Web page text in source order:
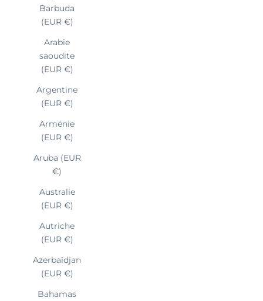
Barbuda
(EUR €)
Arabie
saoudite
(EUR €)
Argentine
(EUR €)
Arménie
(EUR €)
Aruba (EUR
€)
Australie
(EUR €)
Autriche
(EUR €)
Azerbaïdjan
(EUR €)
Bahamas